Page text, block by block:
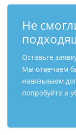
Не
Оставьте
Мы отвечаем
навязываем
попробуйте и